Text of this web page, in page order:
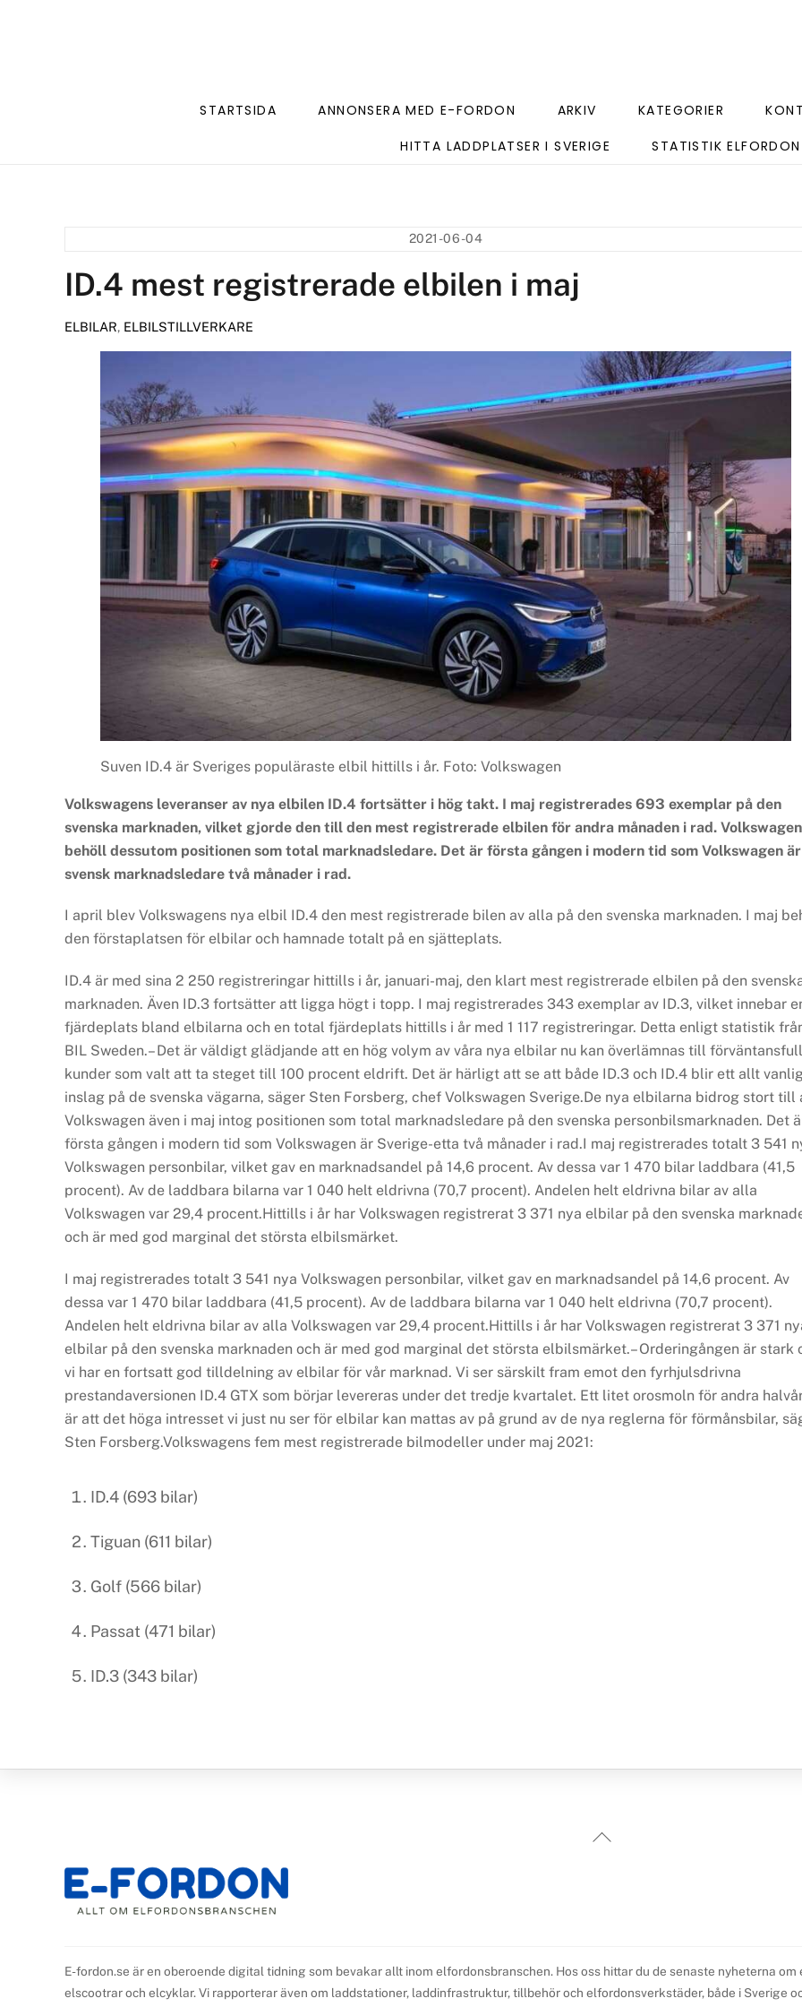
STARTSIDA ANNONSERA MED E-FORDON ARKIV KATEGORIER
HITTA LADDPLATSER I SVERIGE
STATISTIK ELFORDON
2021-06-04
ID.4 mest registrerade elbilen i maj
ELBILAR, ELBILSTILLVERKARE
Suven ID.4 är Sveriges populäraste elbil hittills i år. Foto: Volkswagen
Volkswagens leveranser av nya elbilen ID.4 fortsätter i hög takt. I maj registrerades 693 exemplar på den
svenska marknaden, vilket gjorde den till den mest registrerade elbilen för andra månaden i rad. Volkswagen
behöll dessutom positionen som total marknadsledare. Det är första gången i modern tid som Volkswagen är
svensk marknadsledare två månader i rad.
I april blev Volkswagens nya elbil ID.4 den mest registrerade bilen av alla på den svenska marknaden. I maj
den förstaplatsen för elbilar och hamnade totalt på en sjätteplats.
ID.4 är med sina 2 250 registreringar hittills i år, januari-maj, den klart mest registrerade elbilen på den
marknaden. Även ID.3 fortsätter att ligga högt i topp. I maj registrerades 343 exemplar av ID.3, vilket innebar
fjärdeplats bland elbilarna och en total fjärdeplats hittills i år med 1 117 registreringar. Detta enligt statistik
BIL Sweden.– Det är väldigt glädjande att en hög volym av våra nya elbilar nu kan överlämnas till
kunder som valt att ta steget till 100 procent eldrift. Det är härligt att se att både ID.3 och ID.4 blir ett allt
inslag på de svenska vägarna, säger Sten Forsberg, chef Volkswagen Sverige.De nya elbilarna bidrog stort till
Volkswagen även i maj intog positionen som total marknadsledare på den svenska personbilsmarknaden. Det
första gången i modern tid som Volkswagen är Sverige-etta två månader i rad.I maj registrerades totalt 3 541
Volkswagen personbilar, vilket gav en marknadsandel på 14,6 procent. Av dessa var 1 470 bilar laddbara (41,5
procent). Av de laddbara bilarna var 1 040 helt eldrivna (70,7 procent). Andelen helt eldrivna bilar av alla
Volkswagen var 29,4 procent.Hittills i år har Volkswagen registrerat 3 371 nya elbilar på den svenska
och är med god marginal det största elbilsmärket.
I maj registrerades totalt 3 541 nya Volkswagen personbilar, vilket gav en marknadsandel på 14,6 procent. Av
dessa var 1 470 bilar laddbara (41,5 procent). Av de laddbara bilarna var 1 040 helt eldrivna (70,7 procent).
Andelen helt eldrivna bilar av alla Volkswagen var 29,4 procent.Hittills i år har Volkswagen registrerat 3 371
elbilar på den svenska marknaden och är med god marginal det största elbilsmärket.– Orderingången är stark
vi har en fortsatt god tilldelning av elbilar för vår marknad. Vi ser särskilt fram emot den fyrhjulsdrivna
prestandaversionen ID.4 GTX som börjar levereras under det tredje kvartalet. Ett litet orosmoln för andra
är att det höga intresset vi just nu ser för elbilar kan mattas av på grund av de nya reglerna för förmånsbilar,
Sten Forsberg.Volkswagens fem mest registrerade bilmodeller under maj 2021:
ID.4 (693 bilar)
Tiguan (611 bilar)
Golf (566 bilar)
Passat (471 bilar)
ID.3 (343 bilar)
Back
E-fordon.se är en oberoende digital tidning som bevakar allt inom elfordonsbranschen. Hos oss hittar du de senaste nyheterna
elscootrar och elcyklar. Vi rapporterar även om laddstationer, laddinfrastruktur, tillbehör och elfordonsverkstäder, både i Sverige